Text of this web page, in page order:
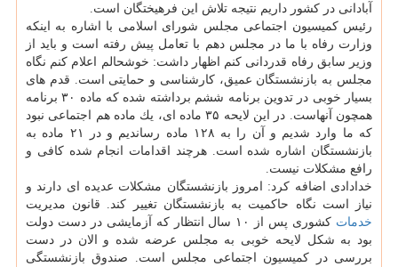
آبادانی در كشور داریم نتیجه تلاش این فرهیختگان است.
رئیس كمیسیون اجتماعی مجلس شورای اسلامی با اشاره به اینكه
وزارت رفاه با ما در مجلس دهم با تعامل پیش رفته است و باید از
وزیر سابق رفاه قدردانی كنم اظهار داشت: خوشحالم اعلام كنم نگاه
مجلس به بازنشستگان عمیق، كارشناسی و حمایتی است. قدم های
بسیار خوبی در تدوین برنامه ششم برداشته شده كه ماده ۳۰ برنامه
همچون آنهاست. در این لایحه ۳۵ ماده ای، یك ماده هم اجتماعی نبود
كه ما وارد شدیم و آن را به ۱۲۸ ماده رساندیم و در ۲۱ ماده به
بازنشستگان اشاره شده است. هرچند اقدامات انجام شده كافی و
رافع مشكلات نیست.
خدادادی اضافه كرد: امروز بازنشستگان مشكلات عدیده ای دارند و
نیاز است نگاه حاكمیت به بازنشستگان تغییر كند. قانون مدیریت
خدمات
كشوری پس از ۱۰ سال انتظار كه آزمایشی در دست دولت
بود به شكل لایحه خوبی به مجلس عرضه شده و الان در دست
بررسی در كمیسیون اجتماعی مجلس است. صندوق بازنشستگی